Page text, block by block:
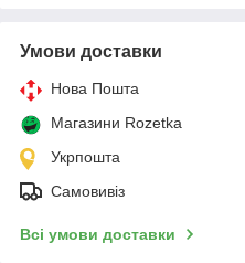
Умови доставки
Нова Пошта
Магазини Rozetka
Укрпошта
Самовивіз
Всі умови доставки